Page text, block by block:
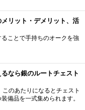
メリット・デメリット、活
ことで手持ちのオークを強
なら銀のルートチェスト
のあたりになるとチェスト
備品を一式集められます。